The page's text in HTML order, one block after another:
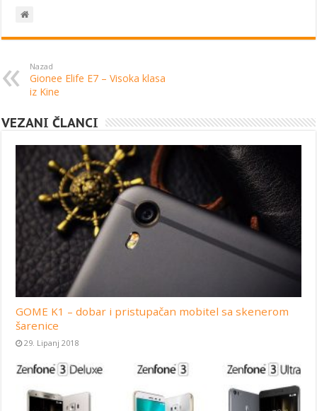
Nazad
Gionee Elife E7 – Visoka klasa
iz Kine
VEZANI ČLANCI
GOME K1 – dobar i pristupačan mobitel sa skenerom
šarenice
29. Lipanj 2018